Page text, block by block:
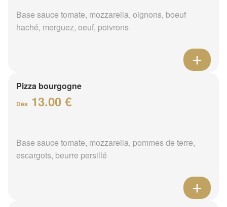
Base sauce tomate, mozzarella, oignons, boeuf
haché, merguez, oeuf, poivrons
Pizza bourgogne
Dès 13.00 €
Base sauce tomate, mozzarella, pommes de terre,
escargots, beurre persillé